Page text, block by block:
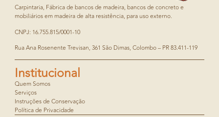
Carpintaria, Fábrica de bancos de madeira, bancos de concreto e
mobiliários em madeira de alta resistência, para uso externo.
CNPJ: 16.755.815/0001-10
Rua Ana Rosenente Trevisan, 361 São Dimas, Colombo – PR 83.411-119
Institucional
Quem Somos
Serviços
Instruções de Conservação
Política de Privacidade